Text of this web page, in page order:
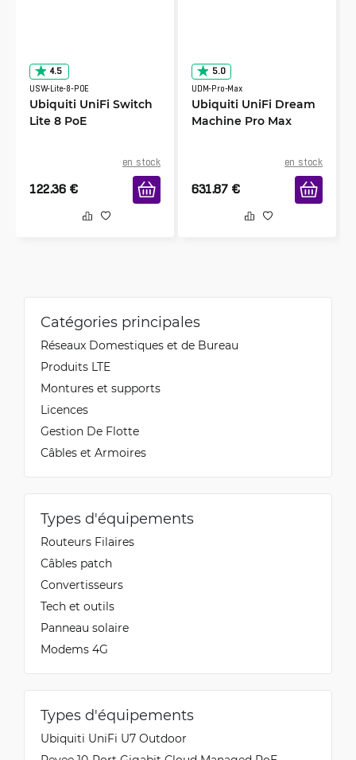
4.5
USW-Lite-8-POE
Ubiquiti UniFi Switch
Lite 8 PoE
en stock
122.36 €
5.0
UDM-Pro-Max
Ubiquiti UniFi Dream
Machine Pro Max
en stock
631.87 €
Catégories principales
Réseaux Domestiques et de Bureau
Produits LTE
Montures et supports
Licences
Gestion De Flotte
Câbles et Armoires
Types d'équipements
Routeurs Filaires
Câbles patch
Convertisseurs
Tech et outils
Panneau solaire
Modems 4G
Types d'équipements
Ubiquiti UniFi U7 Outdoor